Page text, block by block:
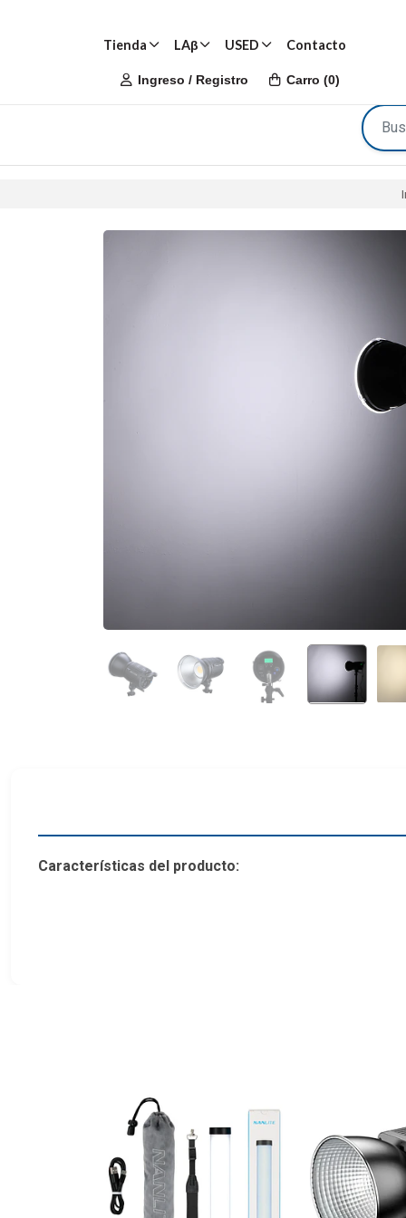
Tienda LAβ USED Contacto
Ingreso / Registro Carro (0)
Características del producto:
Fuente de alimentación AC
Especificación:
Nombre del artículo Luz de video LED